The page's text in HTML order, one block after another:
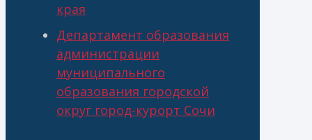
края
Департамент образования
администрации
муниципального
образования городской
округ город-курорт Сочи